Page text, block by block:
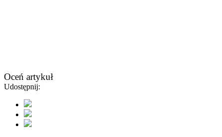
Oceń artykuł
Udostępnij: